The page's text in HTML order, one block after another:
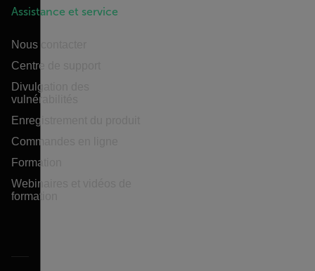
Assistance et service
Nous contacter
Centre de support
Divulgation des
vulnérabilités
Enregistrement du produit
Commandes en ligne
Formation
Webinaires et vidéos de
formation